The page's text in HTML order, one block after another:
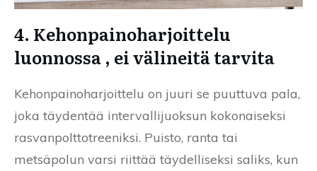
4. Kehonpainoharjoittelu
luonnossa , ei välineitä tarvita
Kehonpainoharjoittelu on juuri se puuttuva pala,
joka täydentää intervallijuoksun kokonaiseksi
rasvanpolttotreeniksi. Puisto, ranta tai
metsäpolun varsi riittää täydelliseksi saliks, kun